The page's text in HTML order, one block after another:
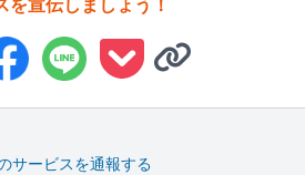
を宣伝しましょう！
サービスを通報する